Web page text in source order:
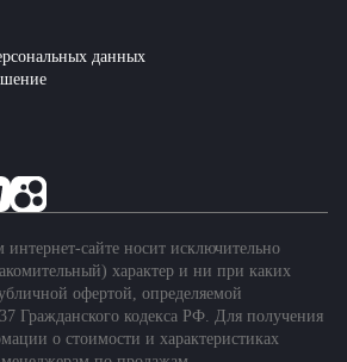
данных
сайте носит исключительно
характер и ни при каких
офертой, определяемой
Гражданского кодекса РФ. Для получения
о стоимости и характеристиках